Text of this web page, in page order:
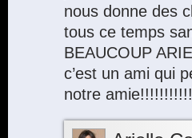
nous donne des
tous ce temps
BEAUCOUP
c’est un ami qui
notre